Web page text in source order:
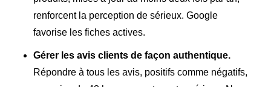
renforcent la perception de sérieux. Google
favorise les fiches actives.
Gérer les avis clients de façon authentique.
Répondre à tous les avis, positifs comme négatifs,